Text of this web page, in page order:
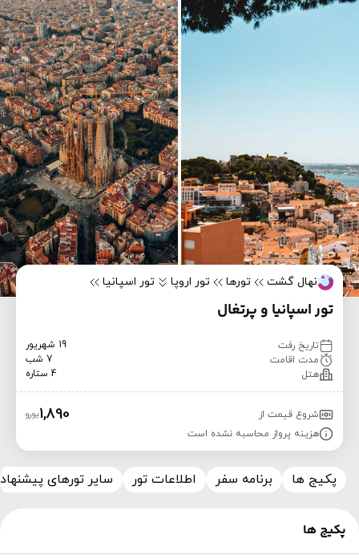
نهال گشت تورها تور اروپا تور اسپانیا
تور اسپانیا و پرتغال
تاریخ رفت
19 شهریور
مدت اقامت
7 شب
هتل
4 ستاره
شروع قیمت از 1,890یورو
هزینه پرواز محاسبه نشده است
پکیج ها برنامه سفر اطلاعات تور سایر تورهای
پکیج ها